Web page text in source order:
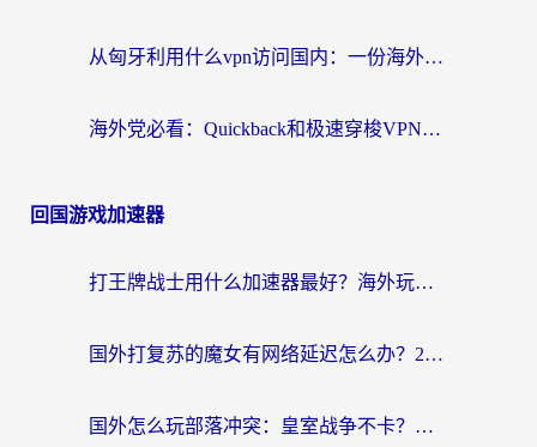
从匈牙利用什么vpn访问国内：一份海外游子的网络归乡指南
海外党必看：Quickback和极速穿梭VPN好用吗？3步选对回国加速器实现无缝刷国内资源
回国游戏加速器
打王牌战士用什么加速器最好？海外玩家的终极选择指南
国外打复苏的魔女有网络延迟怎么办？2026海外玩家国服游戏加速全攻略
国外怎么玩部落冲突：皇室战争不卡？海外玩家畅玩国服游戏终极指南